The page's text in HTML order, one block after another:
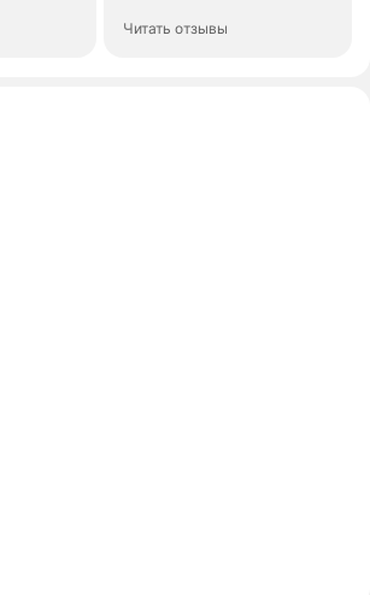
Читать отзывы